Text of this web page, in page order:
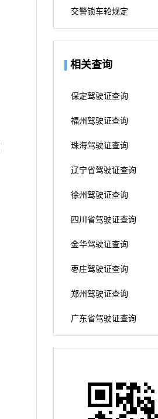
交警锁车轮规定
相关查询
保定驾驶证查询
福州驾驶证查询
珠海驾驶证查询
辽宁省驾驶证查询
徐州驾驶证查询
四川省驾驶证查询
金华驾驶证查询
枣庄驾驶证查询
郑州驾驶证查询
广东省驾驶证查询